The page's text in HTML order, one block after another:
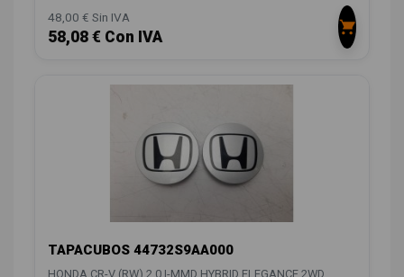
48,00 € Sin IVA
58,08 € Con IVA
TAPACUBOS 44732S9AA000
HONDA CR-V (RW) 2.0 I-MMD HYBRID ELEGANCE 2WD